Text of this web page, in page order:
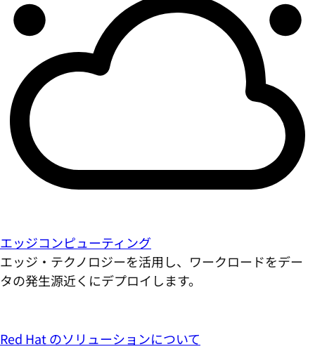
エッジコンピューティング
エッジ・テクノロジーを活用し、ワークロードをデー
タの発生源近くにデプロイします。
Red Hat のソリューションについて